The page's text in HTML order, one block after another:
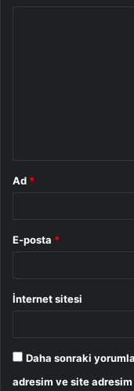
Ad *
E-posta *
İnternet sitesi
Daha sonraki
adresim ve site